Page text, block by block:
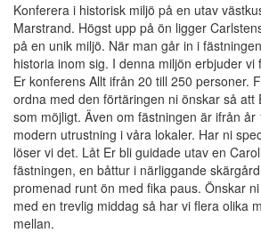
Konferera i historisk miljö på en utav
Marstrand. Högst upp på ön ligger
på en unik miljö. När man går in i
historia inom sig. I denna miljön erbjuder vi
Er konferens Allt ifrån 20 till 250 personer.
ordna med den förtäringen ni önskar så att
som möjligt. Även om fästningen är ifrån år
modern utrustning i våra lokaler. Har ni
löser vi det. Låt Er bli guidade utav en
fästningen, en båttur i närliggande
promenad runt ön med fika paus. Önskar
med en trevlig middag så har vi flera olika
mellan.